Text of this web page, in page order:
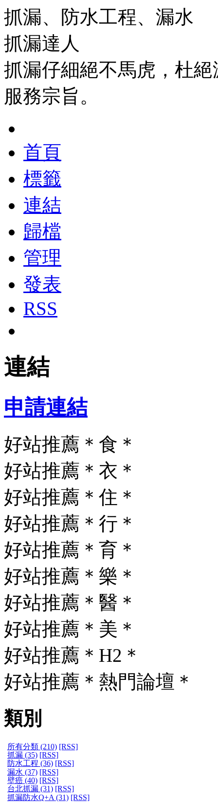
抓漏、防水工程、漏水
抓漏達人
抓漏仔細絕不馬虎，杜
服務宗旨。
首頁
標籤
連結
歸檔
管理
發表
RSS
連結
申請連結
好站推薦＊食＊
好站推薦＊衣＊
好站推薦＊住＊
好站推薦＊行＊
好站推薦＊育＊
好站推薦＊樂＊
好站推薦＊醫＊
好站推薦＊美＊
好站推薦＊H2＊
好站推薦＊熱門論壇＊
類別
所有分類 (210) [RSS]
抓漏 (35) [RSS]
防水工程 (36) [RSS]
漏水 (37) [RSS]
壁癌 (40) [RSS]
台北抓漏 (31) [RSS]
抓漏防水Q+A (31) [RSS]